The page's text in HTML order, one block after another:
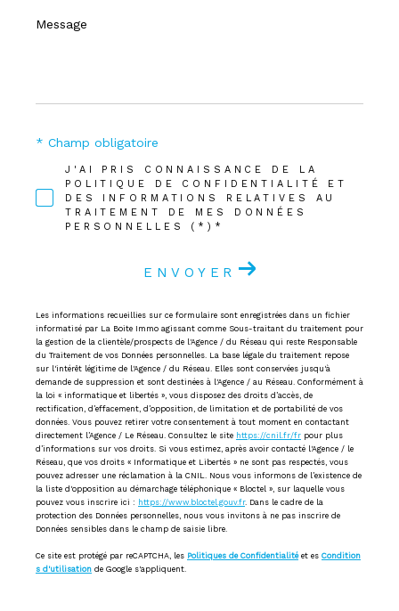
Message
J'AI PRIS CONNAISSANCE DE LA
POLITIQUE DE CONFIDENTIALITÉ ET
DES INFORMATIONS RELATIVES AU
TRAITEMENT DE MES DONNÉES
PERSONNELLES (*)*
* Champ obligatoire
ENVOYER
Les informations recueillies sur ce formulaire sont enregistrées dans un fichier
informatisé par La Boite Immo agissant comme Sous-traitant du traitement pour
la gestion de la clientèle/prospects de l'Agence / du Réseau qui reste Responsable
du Traitement de vos Données personnelles. La base légale du traitement repose
sur l'intérêt légitime de l'Agence / du Réseau. Elles sont conservées jusqu'à
demande de suppression et sont destinées à l'Agence / au Réseau. Conformément à
la loi « informatique et libertés », vous disposez des droits d’accès, de
rectification, d’effacement, d’opposition, de limitation et de portabilité de vos
données. Vous pouvez retirer votre consentement à tout moment en contactant
directement l’Agence / Le Réseau. Consultez le site https://cnil.fr/fr pour plus
d’informations sur vos droits. Si vous estimez, après avoir contacté l'Agence / le
Réseau, que vos droits « Informatique et Libertés » ne sont pas respectés, vous
pouvez adresser une réclamation à la CNIL. Nous vous informons de l’existence de
la liste d'opposition au démarchage téléphonique « Bloctel », sur laquelle vous
pouvez vous inscrire ici : https://www.bloctel.gouv.fr. Dans le cadre de la
protection des Données personnelles, nous vous invitons à ne pas inscrire de
Données sensibles dans le champ de saisie libre.
Ce site est protégé par reCAPTCHA, les Politiques de Confidentialitéet es Condition
s d'utilisation de Google s'appliquent.